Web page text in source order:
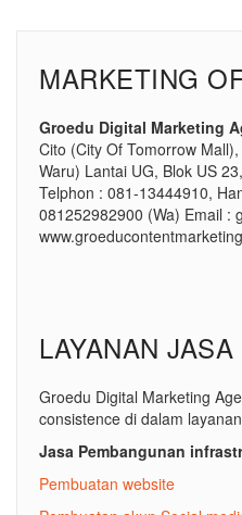
MARKETING
Groedu Digital Marketing
Cito (City Of Tomorrow
Waru) Lantai UG, Blok US
Telphon : 081-13444910,
081252982900 (Wa) Email :
LAYANAN JASA
Groedu Digital Marketing
consistence di dalam
Jasa Pembangunan
Pembuatan website